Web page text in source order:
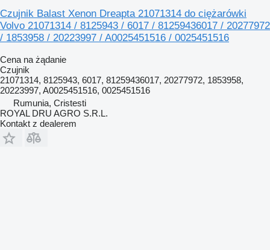
Czujnik Balast Xenon Dreapta 21071314 do ciężarówki
Volvo 21071314 / 8125943 / 6017 / 81259436017 / 20277972
/ 1853958 / 20223997 / A0025451516 / 0025451516
Cena na żądanie
Czujnik
21071314, 8125943, 6017, 81259436017, 20277972, 1853958,
20223997, A0025451516, 0025451516
Rumunia, Cristesti
ROYAL DRU AGRO S.R.L.
Kontakt z dealerem